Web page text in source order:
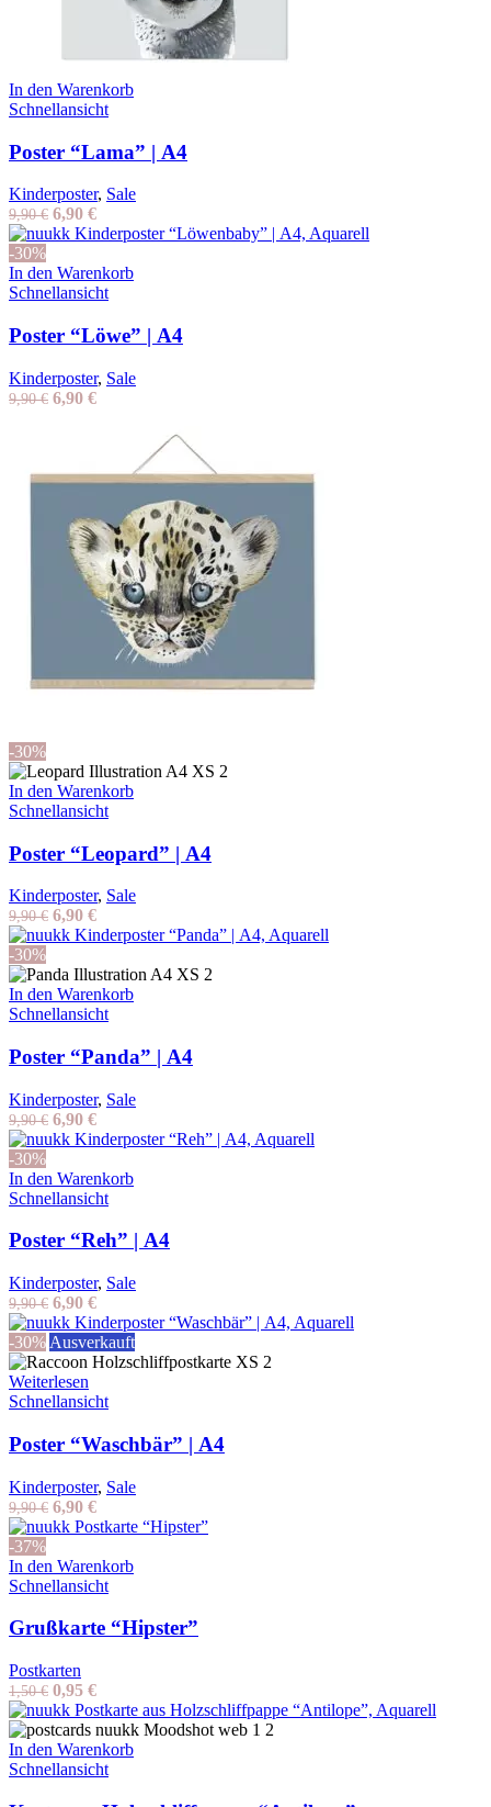
In den Warenkorb
Schnellansicht
Poster “Lama” | A4
Kinderposter, Sale
9,90€ Ursprünglicher
Preis
9,90 €
6,90 €Aktueller
Preis
6,90 €.
-30%
In den Warenkorb
Schnellansicht
Poster “Löwe” | A4
Kinderposter, Sale
9,90€ Ursprünglicher
6,90 €Aktueller
-30%
In den Warenkorb
Schnellansicht
Poster “Leopard” | A4
Kinderposter, Sale
9,90€ Ursprünglicher
Preis
9,90 €
6,90 €Aktueller
Preis
6,90 €.
-30%
In den Warenkorb
Schnellansicht
Poster “Panda” | A4
Kinderposter, Sale
9,90€ Ursprünglicher
Preis
9,90 €
6,90 €Aktueller
Preis
6,90 €.
-30%
In den Warenkorb
Schnellansicht
Poster “Reh” | A4
Kinderposter, Sale
9,90€ Ursprünglicher
Preis
war:
9,90 €
6,90 €Aktueller
Preis
ist:
6,90 €.
-30% Ausverkauft
Weiterlesen
Schnellansicht
Poster “Waschbär” | A4
Kinderposter, Sale
9,90€ Ursprünglicher
Preis
9,90 €
6,90 €Aktueller
Preis
6,90 €.
-37%
In den Warenkorb
Schnellansicht
Grußkarte “Hipster”
Postkarten
1,50€ Ursprünglicher
Preis
war:
1,50 €
0,95 €Aktueller
Preis
ist:
0,95 €.
In den Warenkorb
Schnellansicht